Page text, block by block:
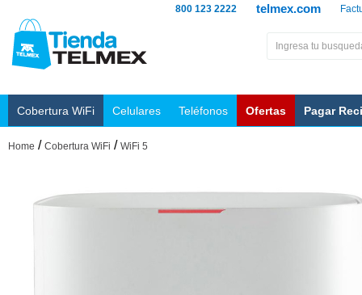
telmex.com
800 123 2222
Cobertura WiFi Celulares Teléfonos Ofertas Pagar
Home / Cobertura WiFi / WiFi 5